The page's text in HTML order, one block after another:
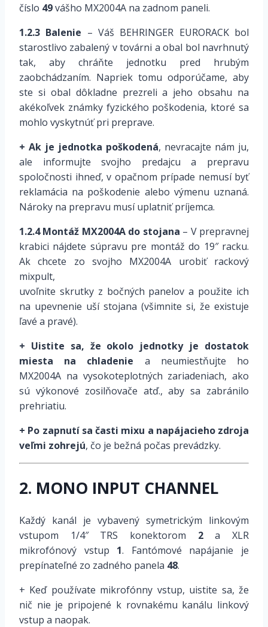
číslo 49vášho MX2004A na zadnom paneli.
1.2.3 Balenie – Váš BEHRINGER EURORACK bol
starostlivo zabalený v továrni a obal bol navrhnutý
tak, aby chráňte jednotku pred hrubým
zaobchádzaním. Napriek tomu odporúčame, aby
ste si obal dôkladne prezreli a jeho obsahu na
akékoľvek známky fyzického poškodenia, ktoré sa
mohlo vyskytnúť pri preprave.
+ Ak je jednotka poškodená, nevracajte nám ju,
ale informujte svojho predajcu a prepravu
spoločnosti ihneď, v opačnom prípade nemusí byť
reklamácia na poškodenie alebo výmenu uznaná.
Nároky na prepravu musí uplatniť príjemca.
1.2.4 Montáž MX2004A do stojana – V prepravnej
krabici nájdete súpravu pre montáž do 19″ racku.
Ak chcete zo svojho MX2004A urobiť rackový
mixpult,
uvoľnite skrutky z bočných panelov a použite ich
na upevnenie uší stojana (všimnite si, že existuje
ľavé a pravé).
+ Uistite sa, že okolo jednotky je dostatok
miesta na chladenie a neumiestňujte ho
MX2004A na vysokoteplotných zariadeniach, ako
sú výkonové zosilňovače atď., aby sa zabránilo
prehriatiu.
+ Po zapnutí sa časti mixu a napájacieho zdroja
veľmi zohrejú, čo je bežná počas prevádzky.
2. MONO INPUT CHANNEL
Každý kanál je vybavený symetrickým linkovým
vstupom 1/4″ TRS konektorom 2a XLR
mikrofónový vstup 1. Fantómové napájanie je
prepínateľné zo zadného panela 48.
+ Keď používate mikrofónny vstup, uistite sa, že
nič nie je pripojené k rovnakému kanálu linkový
vstup a naopak.